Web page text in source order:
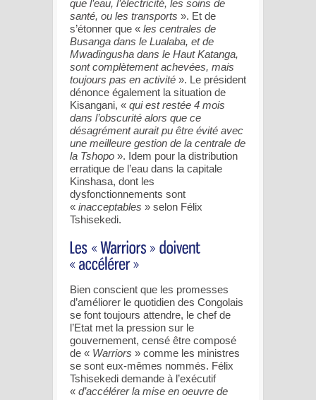
que l’eau, l’électricité, les soins de
santé, ou les transports ». Et de
s’étonner que « les centrales de
Busanga dans le Lualaba, et de
Mwadingusha dans le Haut Katanga,
sont complètement achevées, mais
toujours pas en activité ». Le président
dénonce également la situation de
Kisangani, « qui est restée 4 mois
dans l’obscurité alors que ce
désagrément aurait pu être évité avec
une meilleure gestion de la centrale de
la Tshopo ». Idem pour la distribution
erratique de l’eau dans la capitale
Kinshasa, dont les
dysfonctionnements sont
« inacceptables » selon Félix
Tshisekedi.
Bien conscient que les promesses
d’améliorer le quotidien des Congolais
se font toujours attendre, le chef de
l’Etat met la pression sur le
gouvernement, censé être composé
de « Warriors » comme les ministres
se sont eux-mêmes nommés. Félix
Tshisekedi demande à l’exécutif
« d’accélérer la mise en oeuvre de